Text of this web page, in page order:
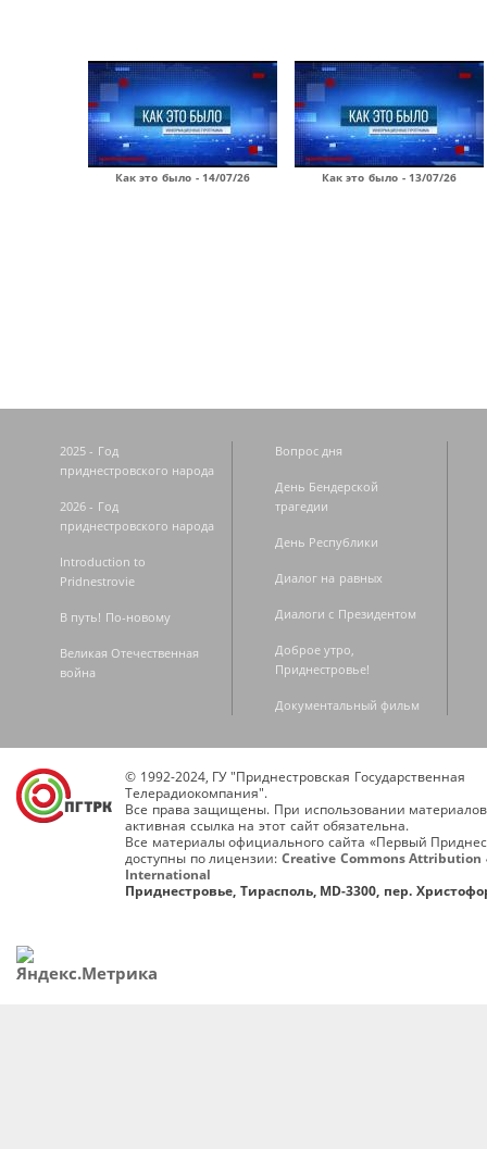
Как это было - 14/07/26 Как это было - 13/07/26
2025 - Год
приднестровского народа
2026 - Год
приднестровского народа
Introduction to
Pridnestrovie
В путь! По-новому
Великая Отечественная
война
Вопрос дня
День Бендерской
трагедии
День Республики
Диалог на равных
Диалоги с Президентом
Доброе утро,
Приднестровье!
Документальный фильм
© 1992-2024, ГУ "Приднестровская Государственная
Телерадиокомпания".
Все права защищены. При использовании
активная ссылка на этот сайт обязательна.
Все материалы официального сайта «Первый
доступны по лицензии: Creative Commons Attribution
International
Приднестровье, Тирасполь, MD-3300, пер.